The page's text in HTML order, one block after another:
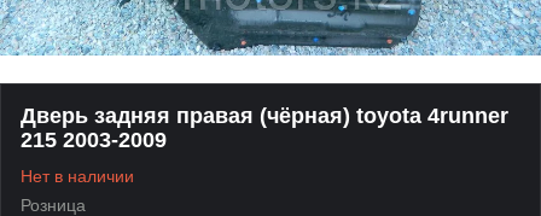
Дверь задняя правая (чёрная) toyota 4runner
215 2003-2009
Нет в наличии
Розница